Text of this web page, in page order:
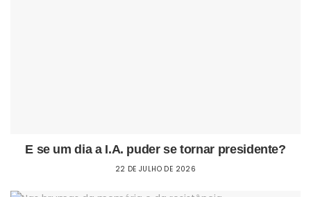
E se um dia a I.A. puder se tornar presidente?
22 DE JULHO DE 2026